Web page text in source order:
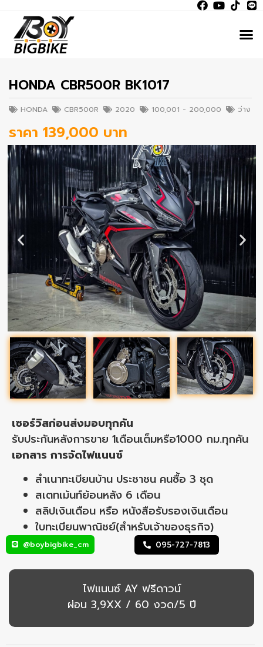
HONDA CBR500R BK1017
HONDA CBR500R 2020 100,001 - 200,000 ว่าง
ราคา 139,000 บาท
เซอร์วิสก่อนส่งมอบทุกคัน
รับประกันหลังการขาย 1เดือนเต็มหรือ1000 กม.ทุกคัน
เอกสาร การจัดไฟแนนซ์
สำเนาทะเบียนบ้าน ประชาชน คนซื้อ 3 ชุด
สเตทเม้นท์ย้อนหลัง 6 เดือน
สลิปเงินเดือน หรือ หนังสือรับรองเงินเดือน
ใบทะเบียนพาณิชย์(สำหรับเจ้าของธุรกิจ)
@boybigbike_cm 095-727-7813
ไฟแนนซ์ AY ฟรีดาวน์
ผ่อน 3,9XX / 60 งวด/5 ปี